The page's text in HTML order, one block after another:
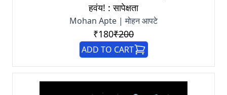
हवंय! : सापेक्षता
Mohan Apte | मोहन आपटे
₹180₹200
ADD TO CART